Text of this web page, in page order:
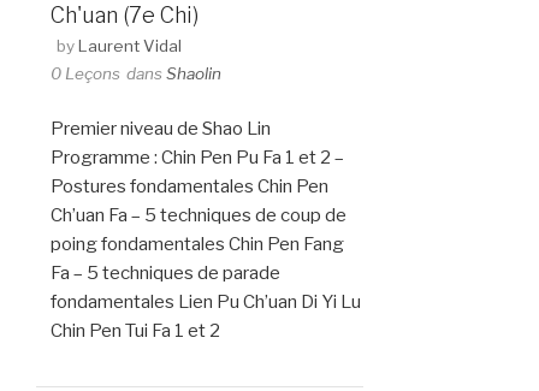
Ch'uan (7e Chi)
byLaurent Vidal
0 Leçons dansShaolin
Premier niveau de Shao Lin
Programme : Chin Pen Pu Fa 1 et 2 –
Postures fondamentales Chin Pen
Ch’uan Fa – 5 techniques de coup de
poing fondamentales Chin Pen Fang
Fa – 5 techniques de parade
fondamentales Lien Pu Ch’uan Di Yi Lu
Chin Pen Tui Fa 1 et 2